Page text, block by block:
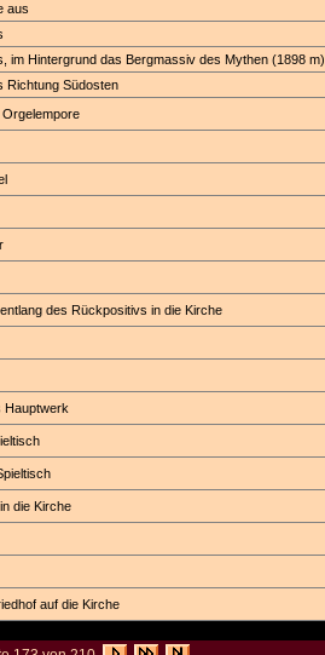
aus
im Hintergrund das Bergmassiv des Mythen (1898 m)
Richtung Südosten
des Rückpositivs in die Kirche
Hauptwerk
die Kirche
auf die Kirche